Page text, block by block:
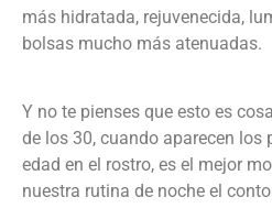
más hidratada, rejuvenecida,
bolsas mucho más atenuadas.
Y no te pienses que esto es
de los 30, cuando aparecen los
edad en el rostro, es el mejor
nuestra rutina de noche el